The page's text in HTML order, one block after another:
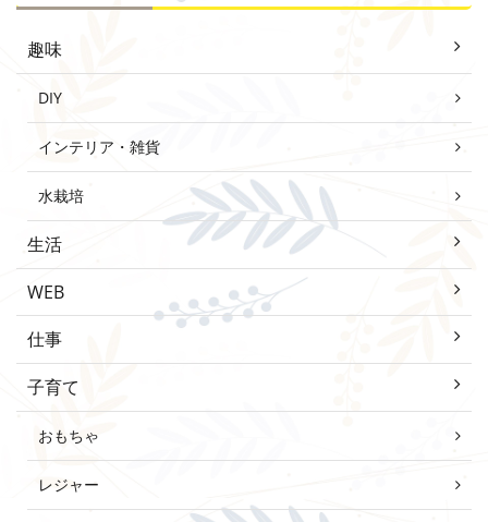
趣味
DIY
インテリア・雑貨
水栽培
生活
WEB
仕事
子育て
おもちゃ
レジャー